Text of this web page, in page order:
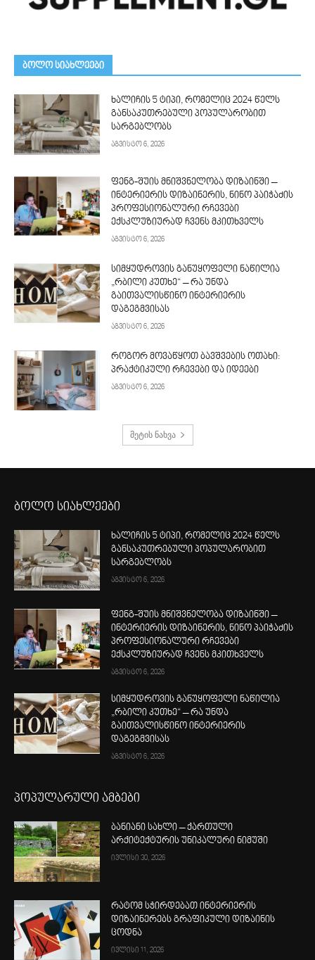
ᲑᲝᲚᲝ ᲡᲘᲐᲮᲚᲔᲔᲑᲘ
ხალიჩის 5 ტიპი, რომელიც 2024 წელს
განსაკუთრებული პოპულარობით
სარგებლობს
აგვისტო 6, 2026
ფენგ-შუის მნიშვნელობა დიზაინში –
ინტერიერის დიზაინერის, ნინო პაიჭაძის
პროფესიონალური რჩევები
ექსკლუზიურად ჩვენს მკითხველს
აგვისტო 6, 2026
სიმყუდროვის განუყოფელი ნაწილია
„რბილი კუთხე“ – რა უნდა
გაითვალისწინო ინტერიერის
დაგეგმვისას
აგვისტო 6, 2026
როგორ მოვაწყოთ ბავშვების ოთახი:
პრაქტიკული რჩევები და იდეები
აგვისტო 6, 2026
მეტის ნახვა
ბოლო სიახლეები
ხალიჩის 5 ტიპი, რომელიც 2024 წელს
განსაკუთრებული პოპულარობით
სარგებლობს
აგვისტო 6, 2026
ფენგ-შუის მნიშვნელობა დიზაინში –
ინტერიერის დიზაინერის, ნინო პაიჭაძის
პროფესიონალური რჩევები
ექსკლუზიურად ჩვენს მკითხველს
აგვისტო 6, 2026
სიმყუდროვის განუყოფელი ნაწილია
„რბილი კუთხე“ – რა უნდა
გაითვალისწინო ინტერიერის
დაგეგმვისას
აგვისტო 6, 2026
პოპულარული ამბები
ბანიანი სახლი – ქართული
არქიტექტურის უნიკალური ნიმუში
ივლისი 30, 2026
რატომ სჭირდებათ ინტერიერის
დიზაინერებს გრაფიკული დიზაინის
ცოდნა
ივლისი 11, 2026